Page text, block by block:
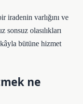
iradenin varlığını ve
sonsuz olasılıkları
bütüne hizmet
ne